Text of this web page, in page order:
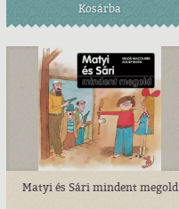
Kosárba
Matyi és Sári mindent megold